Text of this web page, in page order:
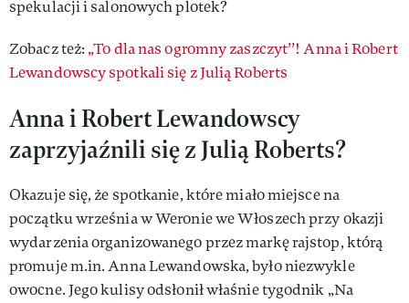
spekulacji i salonowych plotek?
Zobacz też: „To dla nas ogromny zaszczyt’’! Anna i Robert
Lewandowscy spotkali się z Julią Roberts
Anna i Robert Lewandowscy
zaprzyjaźnili się z Julią Roberts?
Okazuje się, że spotkanie, które miało miejsce na
początku września w Weronie we Włoszech przy okazji
wydarzenia organizowanego przez markę rajstop, którą
promuje m.in. Anna Lewandowska, było niezwykle
owocne. Jego kulisy odsłonił właśnie tygodnik „Na